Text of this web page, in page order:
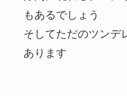
もあるでしょう
そしてただのツンデ
あります